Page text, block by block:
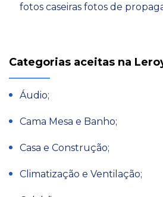
fotos caseiras fotos de
Categorias aceitas na
Áudio;
Cama Mesa e Banho;
Casa e Construção;
Climatização e Ventilação;